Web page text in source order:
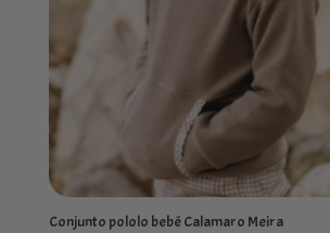
Conjunto pololo bebé Calamaro Meira